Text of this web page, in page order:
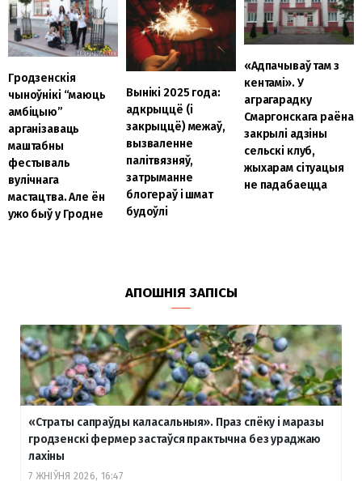
Гродзенскія
чыноўнікі “маюць
амбіцыю”
арганізаваць
маштабны
фестываль
вулічнага
мастацтва. Але ён
ужо быў у Гродне
Вынікі 2025 года:
адкрыццё (і
закрыццё) межаў,
вызваленне
палітвязняў,
затрыманне
блогераў і шмат
будоўлі
«Адпачываў там з
кентамі». У
аграгарадку
Смаргонскага раёна
закрылі адзіны
сельскі клуб,
жыхарам сітуацыя
не падабаецца
АПОШНІЯ ЗАПІСЫ
«Страты сапраўды каласальныя». Праз спёку і маразы
гродзенскі фермер застаўся практычна без ураджаю
лахіны
7 ЖНІЎНЯ 2026, 16:47